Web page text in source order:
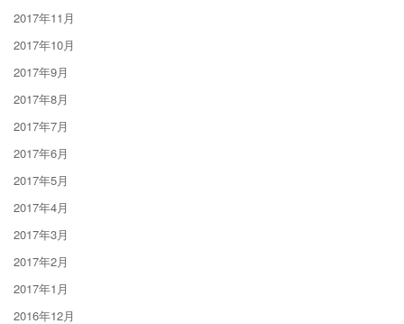
2017年11月
2017年10月
2017年9月
2017年8月
2017年7月
2017年6月
2017年5月
2017年4月
2017年3月
2017年2月
2017年1月
2016年12月